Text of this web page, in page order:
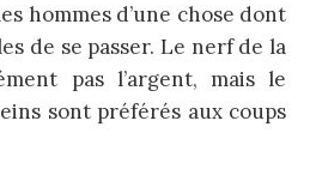
hommes d’une chose dont
de se passer. Le nerf de la
pas l’argent, mais le
sont préférés aux coups